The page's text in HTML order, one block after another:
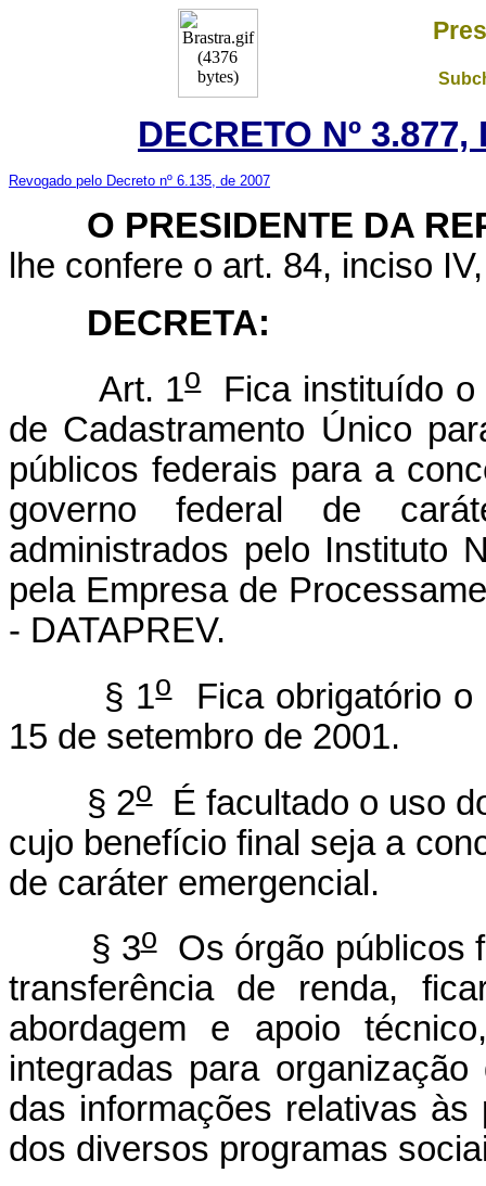
DECRETO Nº
Revogado pelo Decreto nº 6.135, de 2007
O PRESIDENTE DA
lhe confere o art. 84, inciso
DECRETA:
Art. 1oFica instituído o
de Cadastramento Único
públicos federais para a
governo federal de
administrados pelo Instituto
pela Empresa de
- DATAPREV.
§ 1oFica obrigatório o
15 de setembro de 2001.
§ 2oÉ facultado o uso
cujo benefício final seja a
de caráter emergencial.
§ 3oOs órgão públicos
transferência de renda,
abordagem e apoio
integradas para
das informações relativas
dos diversos programas